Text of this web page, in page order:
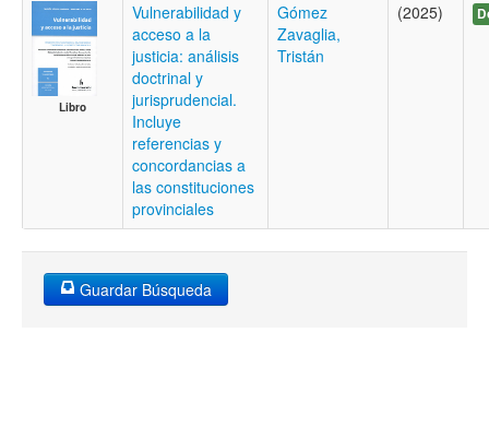
Libro
Vulnerabilidad y
acceso a la
justicia: análisis
doctrinal y
jurisprudencial.
Incluye
referencias y
concordancias a
las constituciones
provinciales
Gómez
Zavaglia,
Tristán
(2025)
Guardar Búsqueda